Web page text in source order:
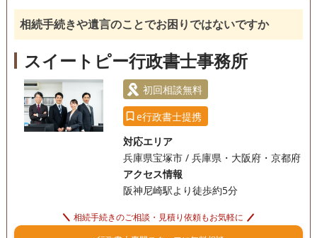
相続手続きや遺言のことでお困りではないですか
スイートピー行政書士事務所
初回相談無料
e行政書士提携
対応エリア
兵庫県宝塚市 / 兵庫県・大阪府・京都府
アクセス情報
阪神尼崎駅より徒歩約5分
相続手続きのご相談・見積り依頼もお気軽に